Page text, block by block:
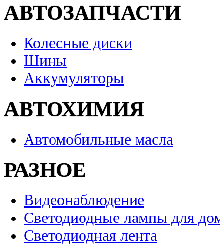
АВТОЗАПЧАСТИ
Колесные диски
Шины
Аккумуляторы
АВТОХИМИЯ
Автомобильные масла
РАЗНОЕ
Видеонаблюдение
Светодиодные лампы для
Светодиодная лента